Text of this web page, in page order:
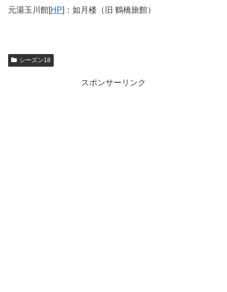
元湯玉川館[HP]：如月楼（旧 鶴橋旅館）
シーズン18
スポンサーリンク